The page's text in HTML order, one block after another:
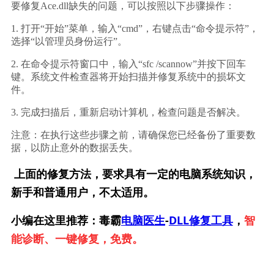
要修复Ace.dll缺失的问题，可以按照以下步骤操作：
1. 打开“开始”菜单，输入“cmd”，右键点击“命令提示符”，
选择“以管理员身份运行”。
2. 在命令提示符窗口中，输入“sfc /scannow”并按下回车
键。系统文件检查器将开始扫描并修复系统中的损坏文
件。
3. 完成扫描后，重新启动计算机，检查问题是否解决。
注意：在执行这些步骤之前，请确保您已经备份了重要数
据，以防止意外的数据丢失。
上面的修复方法，要求具有一定的电脑系统知识，
新手和普通用户，不太适用。
小编在这里推荐：毒霸电脑医生-DLL修复工具， 智
能诊断、一键修复，免费。